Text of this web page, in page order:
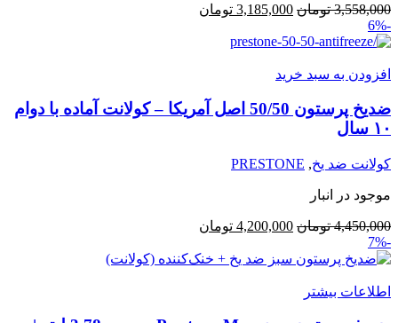
3,558,000 تومان قیمت
3,558,000 تومان
3,185,000 تومان
-6%
افزودن به سبد خرید
ضدیخ پرستون 50/50 اصل آمریکا – کولانت آماده با دوام
۱۰ سال
کولانت ضد یخ,
PRESTONE
موجود در انبار
4,450,000 تومان قیمت
4,450,000 تومان
4,200,000 تومان
4,200,000 تومان.
-7%
اطلاعات بیشتر